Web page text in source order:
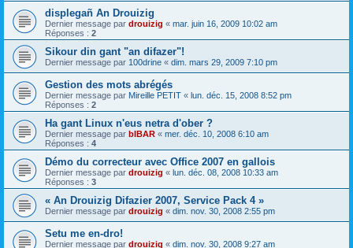
displegañ An Drouizig
Dernier message par drouizig « mar. juin 16, 2009 10:02 am
Réponses : 2
Sikour din gant "an difazer"!
Dernier message par 100drine « dim. mars 29, 2009 7:10 pm
Gestion des mots abrégés
Dernier message par Mireille PETIT « lun. déc. 15, 2008 8:52 pm
Réponses : 2
Ha gant Linux n'eus netra d'ober ?
Dernier message par bIBAR « mer. déc. 10, 2008 6:10 am
Réponses : 4
Démo du correcteur avec Office 2007 en gallois
Dernier message par drouizig « lun. déc. 08, 2008 10:33 am
Réponses : 3
« An Drouizig Difazier 2007, Service Pack 4 »
Dernier message par drouizig « dim. nov. 30, 2008 2:55 pm
Setu me en-dro!
Dernier message par drouizig « dim. nov. 30, 2008 9:27 am